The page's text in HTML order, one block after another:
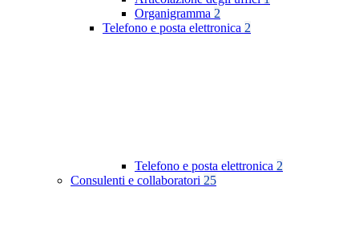
Organigramma 2
Telefono e posta elettronica 2
Telefono e posta elettronica 2
Consulenti e collaboratori 25